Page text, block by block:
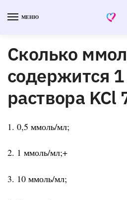
МЕНЮ
Сколько
содержится
раствора KCl
1. 0,5 ммоль/мл;
2. 1 ммоль/мл;+
3. 10 ммоль/мл;